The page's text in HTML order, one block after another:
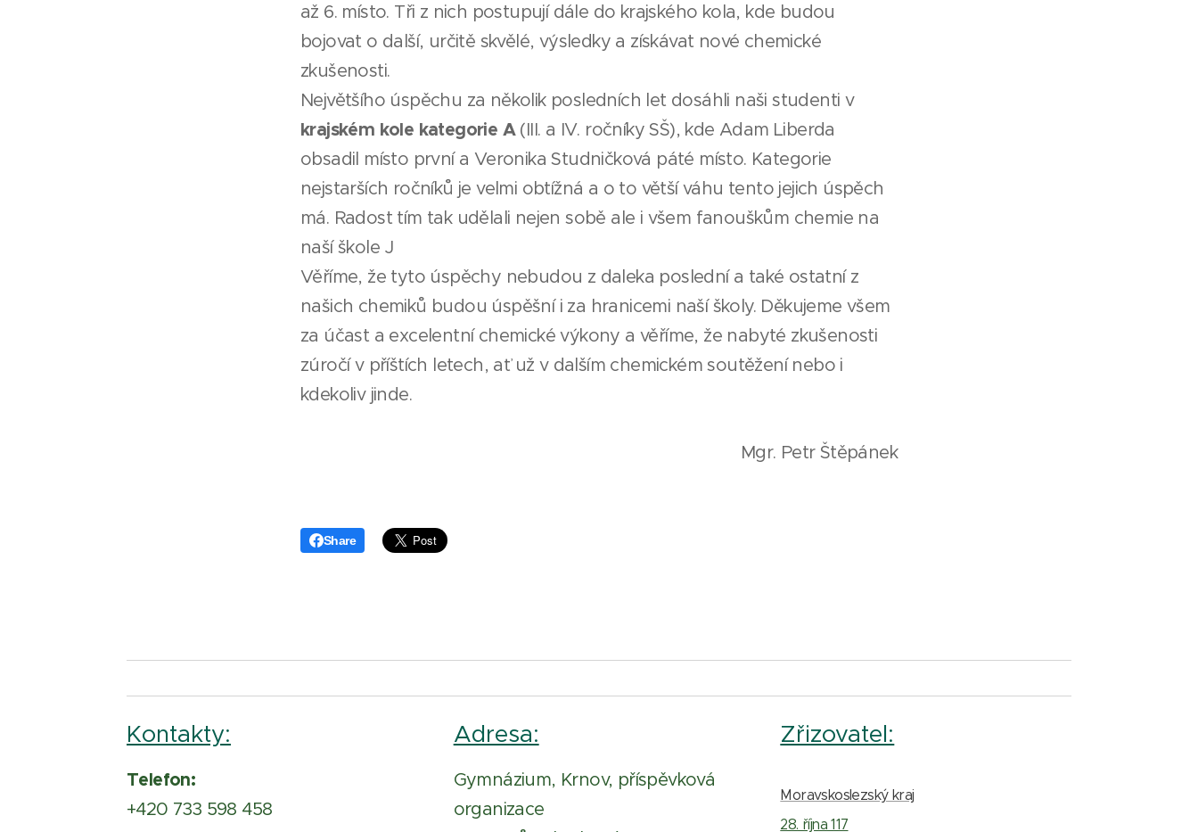
až 6. místo. Tři z nich postupují dále do krajského kola, kde budou
bojovat o další, určitě skvělé, výsledky a získávat nové chemické
zkušenosti.
Největšího úspěchu za několik posledních let dosáhli naši studenti v
krajském kole kategorie A(III. a IV. ročníky SŠ), kde Adam Liberda
obsadil místo první a Veronika Studničková páté místo. Kategorie
nejstarších ročníků je velmi obtížná a o to větší váhu tento jejich úspěch
má. Radost tím tak udělali nejen sobě ale i všem fanouškům chemie na
naší škole J
Věříme, že tyto úspěchy nebudou z daleka poslední a také ostatní z
našich chemiků budou úspěšní i za hranicemi naší školy. Děkujeme všem
za účast a excelentní chemické výkony a věříme, že nabyté zkušenosti
zúročí v příštích letech, ať už v dalším chemickém soutěžení nebo i
kdekoliv jinde.
Mgr. Petr Štěpánek
Share
Kontakty:
Telefon:
+420 733 598 458
Adresa:
Gymnázium, Krnov, příspěvková
organizace
Zřizovatel:
Moravskoslezský kraj
28. října 117